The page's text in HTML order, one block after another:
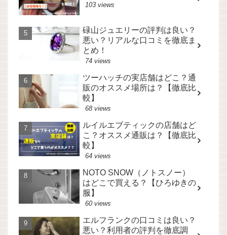
103 views
碌山ジュエリーの評判は良い？
悪い？リアルな口コミを徹底ま
とめ！
74 views
ツーハッチの実店舗はどこ？通
販のオススメ場所は？【徹底比
較】
68 views
ルイルエブティックの店舗はど
こ？オススメ通販は？【徹底比
較】
64 views
NOTO SNOW（ノトスノー）
はどこで買える？【ひろゆきの
服】
60 views
エルフランクの口コミは良い？
悪い？利用者の評判を徹底調